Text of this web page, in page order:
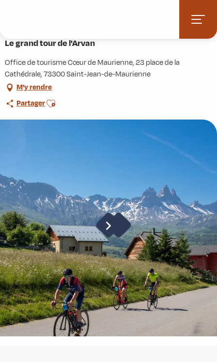
principal
Le grand tour de l'Arvan
Office de tourisme Cœur de Maurienne, 23 place de la
Cathédrale, 73300 Saint-Jean-de-Maurienne
M'y rendre
PartagerAjouter aux favoris